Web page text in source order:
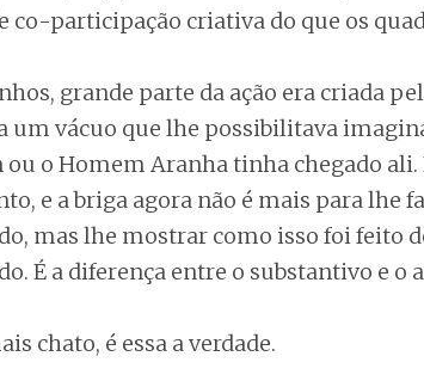
co-participação criativa do que os
grande parte da ação era criada
um vácuo que lhe possibilitava
o Homem Aranha tinha chegado ali.
e a briga agora não é mais para lhe
mas lhe mostrar como isso foi feito
É a diferença entre o substantivo e o
chato, é essa a verdade.